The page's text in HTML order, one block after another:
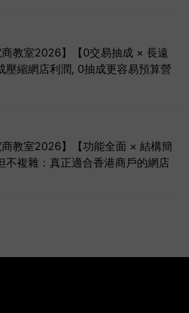
商教室2026】【0交易抽成 × 長遠
壓縮網店利潤, 0抽成更容易預算營
商教室2026】【功能全面 × 結構簡
不複雜：真正適合香港商戶的網店